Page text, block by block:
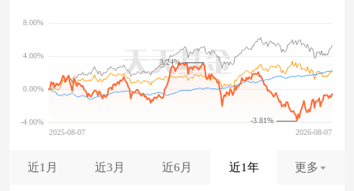
-3.81%
3.24%
近1月 近3月 近6月 近1年 更多